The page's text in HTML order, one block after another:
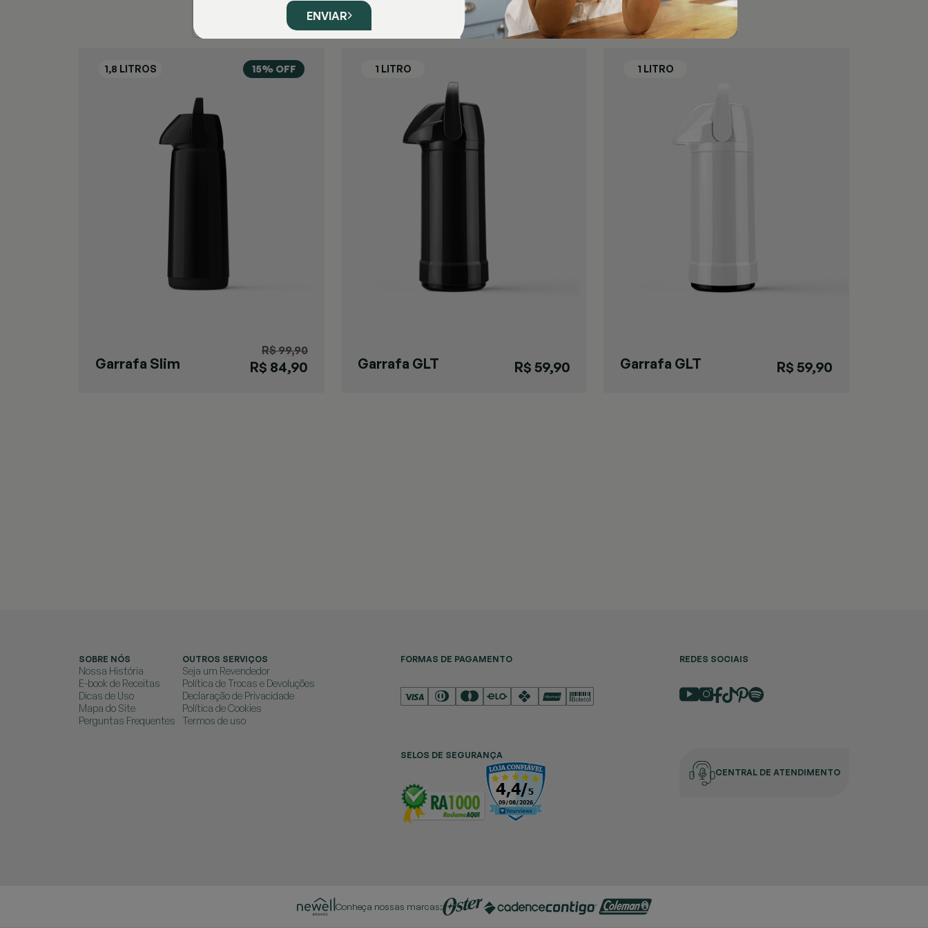
15% OFF
Garrafa Slim
R$ 99,90
R$ 84,90
Garrafa GLT
R$ 59,90
Garrafa GLT
R$ 59,90
SOBRE NÓS
Nossa História
E-book de Receitas
Dicas de Uso
Mapa do Site
Perguntas Frequentes
OUTROS SERVIÇOS
Seja um Revendedor
Política de Trocas e Devoluções
Declaração de Privacidade
Política de Cookies
Termos de uso
FORMAS DE PAGAMENTO
SELOS DE SEGURANÇA
REDES SOCIAIS
CENTRAL DE ATENDIMENTO
Conheça nossas marcas:
ENVIAR